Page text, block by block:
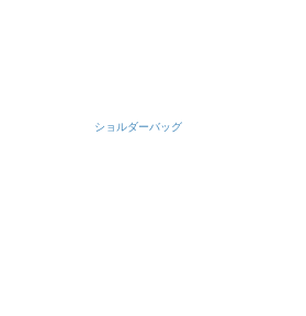
ショルダーバッグ